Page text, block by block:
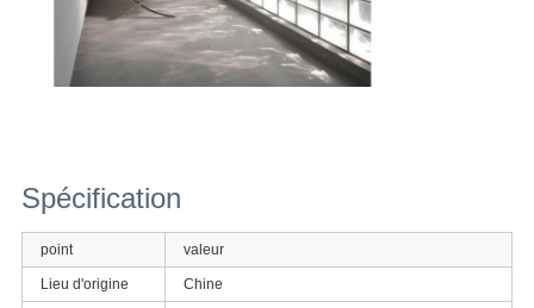
Spécification
point valeur
Lieu d'origine Chine